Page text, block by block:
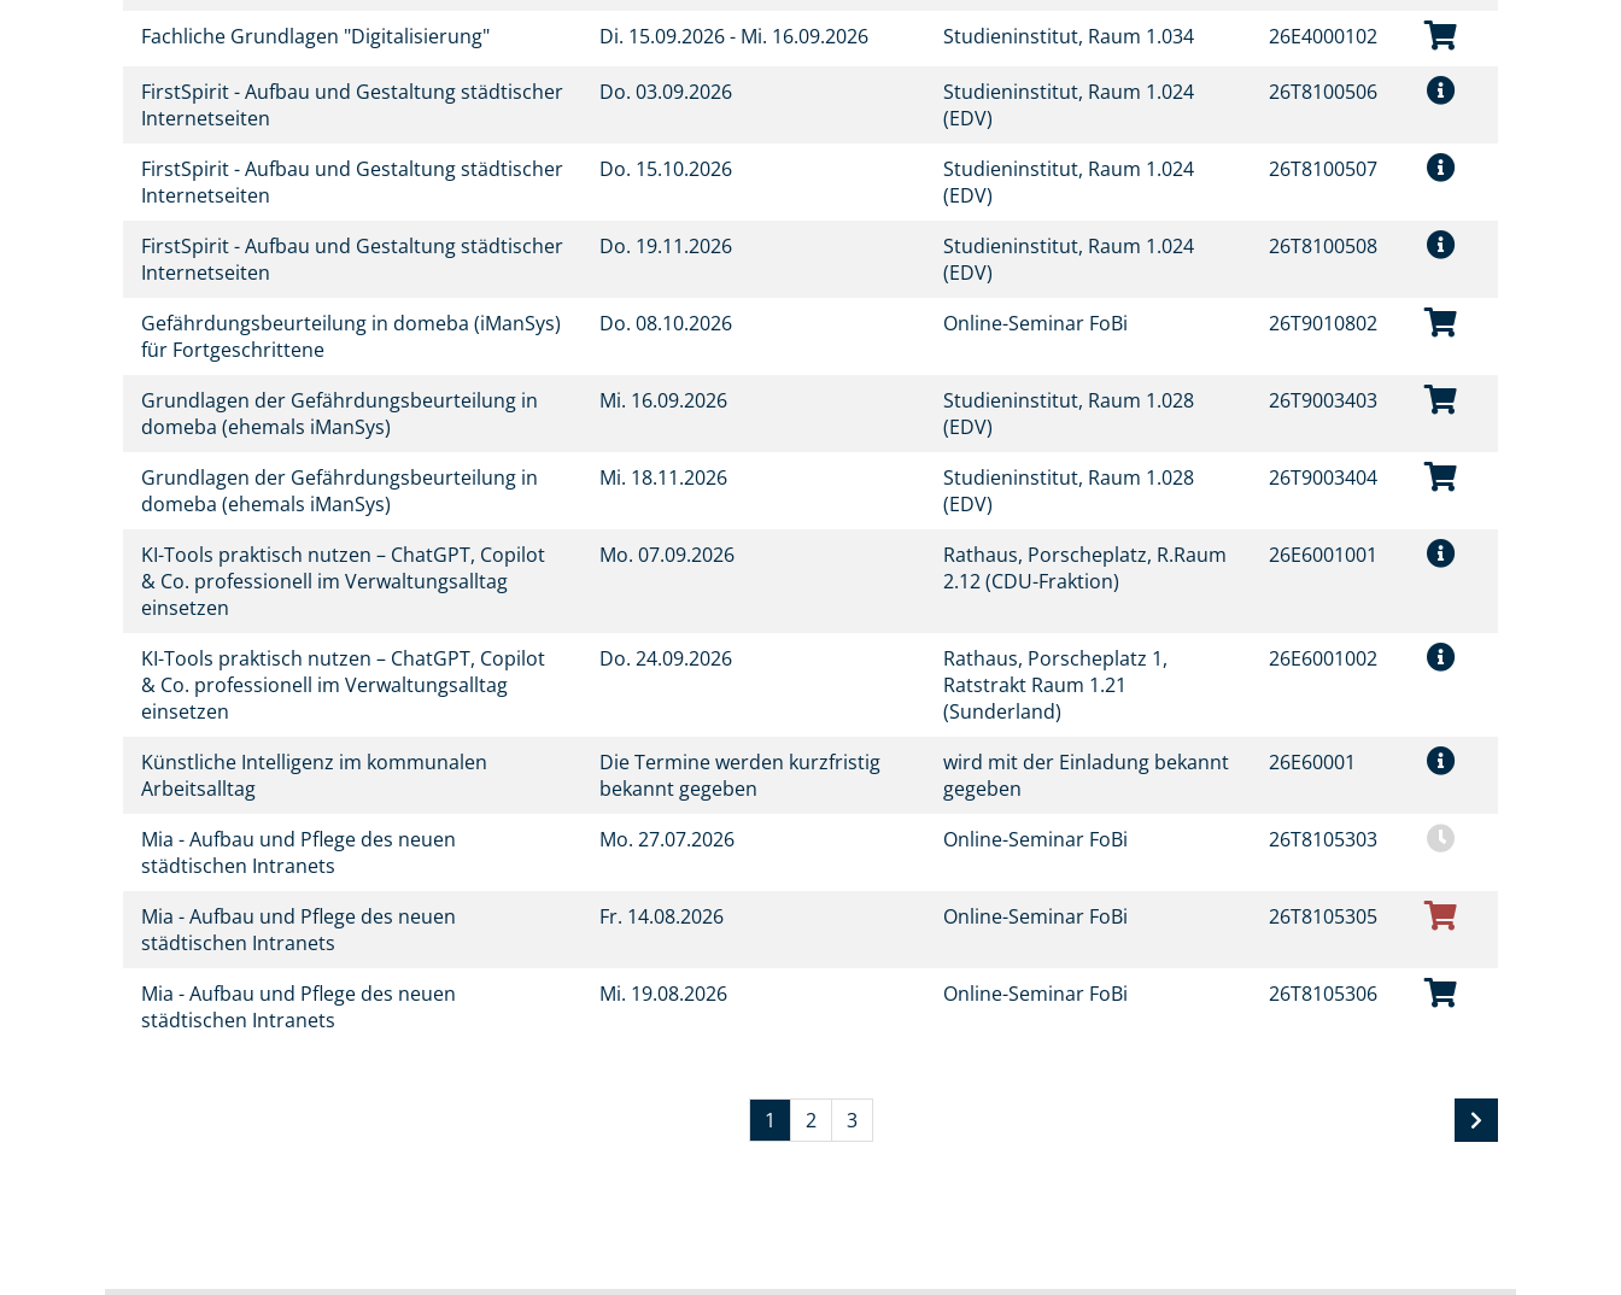
Fachliche Grundlagen "Digitalisierung" Di. 15.09.2026 - Mi. 16.09.2026 Studieninstitut, Raum 1.034 26E4000102
FirstSpirit - Aufbau und Gestaltung städtischer
Internetseiten
Do. 03.09.2026
Studieninstitut, Raum 1.024
(EDV)
26T8100506
FirstSpirit - Aufbau und Gestaltung städtischer
Internetseiten
Do. 15.10.2026
Studieninstitut, Raum 1.024
(EDV)
26T8100507
FirstSpirit - Aufbau und Gestaltung städtischer
Internetseiten
Do. 19.11.2026
Studieninstitut, Raum 1.024
(EDV)
26T8100508
Gefährdungsbeurteilung in domeba (iManSys)
für Fortgeschrittene
Do. 08.10.2026 Online-Seminar FoBi 26T9010802
Grundlagen der Gefährdungsbeurteilung in
domeba (ehemals iManSys)
Mi. 16.09.2026
Studieninstitut, Raum 1.028
(EDV)
26T9003403
Grundlagen der Gefährdungsbeurteilung in
domeba (ehemals iManSys)
Mi. 18.11.2026
Studieninstitut, Raum 1.028
(EDV)
26T9003404
KI-Tools praktisch nutzen – ChatGPT, Copilot
& Co. professionell im Verwaltungsalltag
einsetzen
Mo. 07.09.2026
Rathaus, Porscheplatz, R.Raum
2.12 (CDU-Fraktion)
26E6001001
KI-Tools praktisch nutzen – ChatGPT, Copilot
& Co. professionell im Verwaltungsalltag
einsetzen
Do. 24.09.2026
Rathaus, Porscheplatz 1,
Ratstrakt Raum 1.21
(Sunderland)
26E6001002
Künstliche Intelligenz im kommunalen
Arbeitsalltag
Die Termine werden kurzfristig
bekannt gegeben
wird mit der Einladung bekannt
gegeben
26E60001
Mia - Aufbau und Pflege des neuen
städtischen Intranets
Mo. 27.07.2026 Online-Seminar FoBi 26T8105303
Mia - Aufbau und Pflege des neuen
städtischen Intranets
Fr. 14.08.2026 Online-Seminar FoBi 26T8105305
Mia - Aufbau und Pflege des neuen
städtischen Intranets
Mi. 19.08.2026 Online-Seminar FoBi 26T8105306
1 2 3